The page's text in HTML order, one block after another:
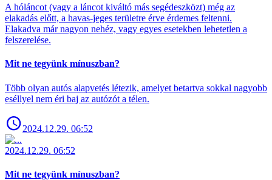
A hóláncot (vagy a láncot kiváltó más segédeszközt) még az
elakadás előtt, a havas-jeges területre érve érdemes feltenni.
Elakadva már nagyon nehéz, vagy egyes esetekben lehetetlen a
felszerelése.
Mit ne tegyünk mínuszban?
Több olyan autós alapvetés létezik, amelyet betartva sokkal nagyobb
eséllyel nem éri baj az autózót a télen.
2024.12.29. 06:52
2024.12.29. 06:52
Mit ne tegyünk mínuszban?